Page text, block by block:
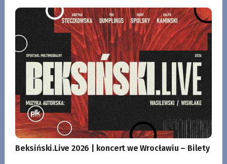
Beksiński.Live 2026 | koncert we Wrocławiu – Bilety